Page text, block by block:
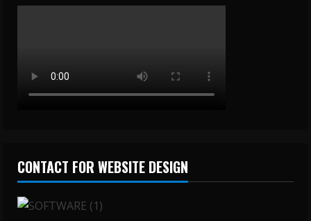
CONTACT FOR WEBSITE DESIGN